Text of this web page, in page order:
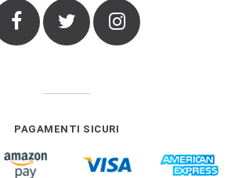
Facebook Twitter Instagram
PAGAMENTI SICURI